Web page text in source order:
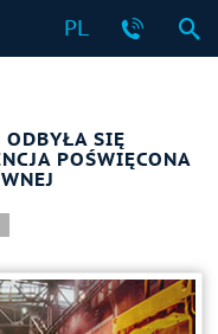
PL
ODBYŁA SIĘ
POŚWIĘCONA